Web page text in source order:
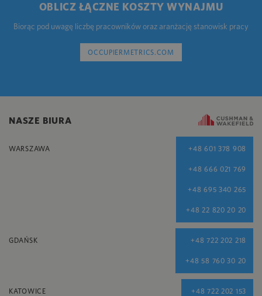
OBLICZ ŁĄCZNE KOSZTY WYNAJMU
Biorąc pod uwagę liczbę pracowników oraz aranżację stanowisk pracy
OCCUPIERMETRICS.COM
NASZE BIURA
WARSZAWA +48 601 378 908
+48 666 021 769
+48 695 340 265
+48 22 820 20 20
GDAŃSK +48 722 202 218
+48 58 760 30 20
KATOWICE +48 722 202 153